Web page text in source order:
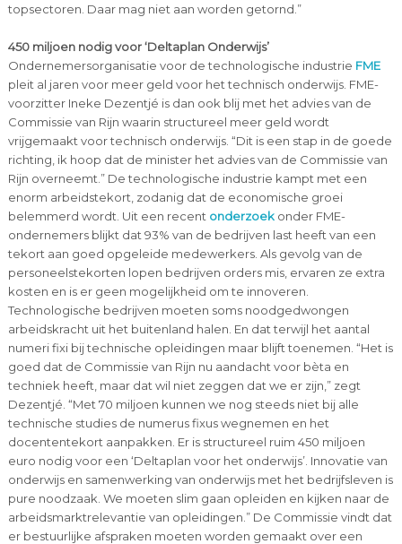
topsectoren. Daar mag niet aan worden getornd.”
450 miljoen nodig voor ‘Deltaplan Onderwijs’
Ondernemersorganisatie voor de technologische industrie FME
pleit al jaren voor meer geld voor het technisch onderwijs. FME-
voorzitter Ineke Dezentjé is dan ook blij met het advies van de
Commissie van Rijn waarin structureel meer geld wordt
vrijgemaakt voor technisch onderwijs. “Dit is een stap in de goede
richting, ik hoop dat de minister het advies van de Commissie van
Rijn overneemt.” De technologische industrie kampt met een
enorm arbeidstekort, zodanig dat de economische groei
belemmerd wordt. Uit een recent onderzoekonder FME-
ondernemers blijkt dat 93% van de bedrijven last heeft van een
tekort aan goed opgeleide medewerkers. Als gevolg van de
personeelstekorten lopen bedrijven orders mis, ervaren ze extra
kosten en is er geen mogelijkheid om te innoveren.
Technologische bedrijven moeten soms noodgedwongen
arbeidskracht uit het buitenland halen. En dat terwijl het aantal
numeri fixi bij technische opleidingen maar blijft toenemen. “Het is
goed dat de Commissie van Rijn nu aandacht voor bèta en
techniek heeft, maar dat wil niet zeggen dat we er zijn,” zegt
Dezentjé. “Met 70 miljoen kunnen we nog steeds niet bij alle
technische studies de numerus fixus wegnemen en het
docententekort aanpakken. Er is structureel ruim 450 miljoen
euro nodig voor een ‘Deltaplan voor het onderwijs’. Innovatie van
onderwijs en samenwerking van onderwijs met het bedrijfsleven is
pure noodzaak. We moeten slim gaan opleiden en kijken naar de
arbeidsmarktrelevantie van opleidingen.” De Commissie vindt dat
er bestuurlijke afspraken moeten worden gemaakt over een